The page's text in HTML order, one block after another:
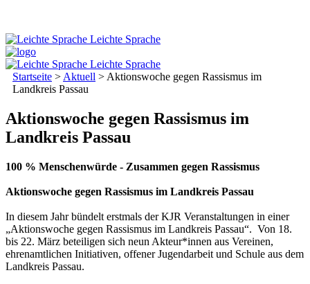
Leichte Sprache
Leichte Sprache
Startseite > Aktuell > Aktionswoche gegen Rassismus im
Landkreis Passau
Aktionswoche gegen Rassismus im
Landkreis Passau
100 % Menschenwürde - Zusammen gegen Rassismus
Aktionswoche gegen Rassismus im Landkreis Passau
In diesem Jahr bündelt erstmals der KJR Veranstaltungen in einer
„Aktionswoche gegen Rassismus im Landkreis Passau“. Von 18.
bis 22. März beteiligen sich neun Akteur*innen aus Vereinen,
ehrenamtlichen Initiativen, offener Jugendarbeit und Schule aus dem
Landkreis Passau.